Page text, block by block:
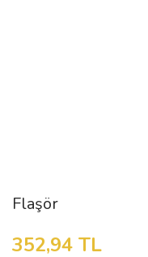
Flaşör
352,94 TL